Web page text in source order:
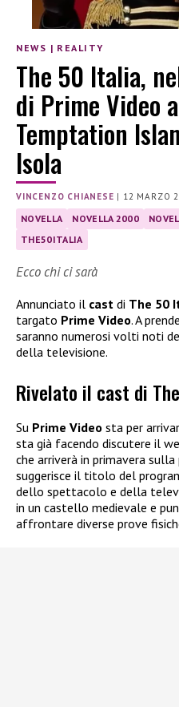
NEWS | REALITY
The 50 Italia,
di Prime Video
Temptation
Isola
VINCENZO CHIANESE | 12 MARZO
NOVELLA NOVELLA 2000
THE50ITALIA
Ecco chi ci sarà
Annunciato il cast di The 50
targato Prime Video. A
saranno numerosi volti noti
della televisione.
Rivelato il cast di
Su Prime Video sta per
sta già facendo discutere il
che arriverà in primavera
suggerisce il titolo del
dello spettacolo e della
in un castello medievale e
affrontare diverse prove